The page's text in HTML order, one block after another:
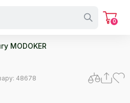
0
MODOKER
48678